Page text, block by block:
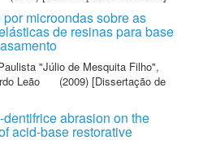
microondas sobre as
de resinas para base
"Júlio de Mesquita Filho",
Leão
(2009) [Dissertação de
abrasion on the
acid-base restorative